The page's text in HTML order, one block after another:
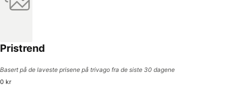
Pristrend
Basert på de laveste prisene på trivago fra de siste 30 dagene
0 kr